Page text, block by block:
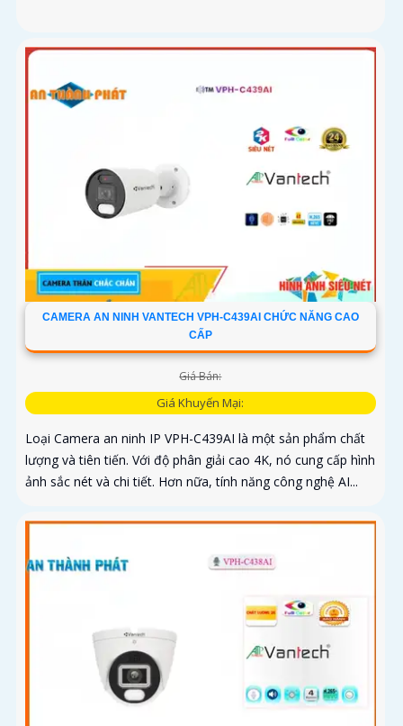
CAMERA AN NINH VANTECH VPH-C439AI CHỨC NĂNG CAO
CẤP
Giá Bán:
Giá Khuyến Mại:
Loại Camera an ninh IP VPH-C439AI là một sản phẩm chất
lượng và tiên tiến. Với độ phân giải cao 4K, nó cung cấp hình
ảnh sắc nét và chi tiết. Hơn nữa, tính năng công nghệ AI...